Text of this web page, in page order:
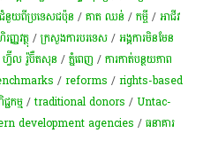
ជំនួយពីប្រទេសជប៉ុន /គាត ឈន់ /កម្ចី​ /អាជីវ
ញវត្ថុ /ក្រសួងការបរទេស /អង្គការមិនមែន
ហ្វ៊ីល រ៉ូប៊ឺតសុន /ភ្នំពេញ /ការកាត់បន្ថយភាព
/reforms /rights-based
កម្ម /traditional donors /Untac-
development agencies /ធនាគារ